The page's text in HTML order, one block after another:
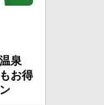
泉
お得